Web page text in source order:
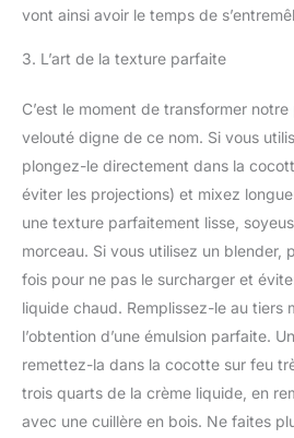
vont ainsi avoir le temps de
3. L’art de la texture parfaite
C’est le moment de transformer
velouté digne de ce nom. Si vous
plongez-le directement dans la
éviter les projections) et mixez
une texture parfaitement lisse,
morceau. Si vous utilisez un blender,
fois pour ne pas le surcharger et
liquide chaud. Remplissez-le au tiers
l’obtention d’une émulsion parfaite.
remettez-la dans la cocotte sur feu
trois quarts de la crème liquide, en
avec une cuillère en bois. Ne faites